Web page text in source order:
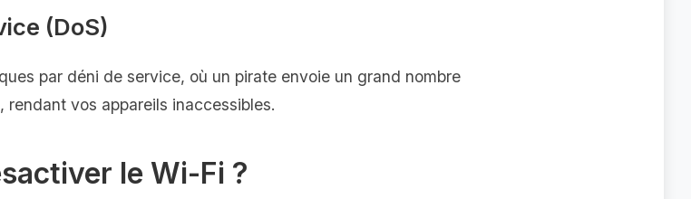
(DoS)
par déni de service, où un pirate envoie un grand nombre
vos appareils inaccessibles.
le Wi-Fi ?